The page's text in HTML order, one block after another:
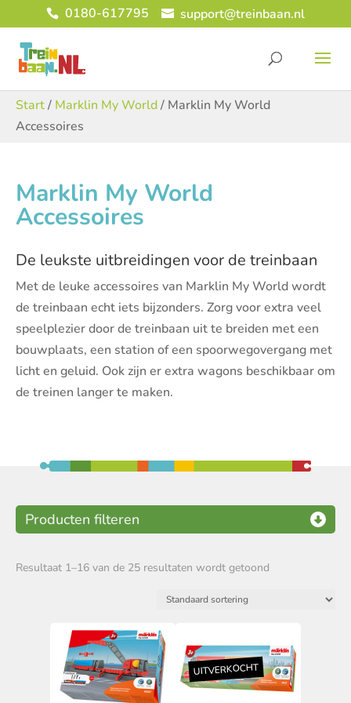
0180-617795 support@treinbaan.nl
Start/ Marklin My World/ Marklin My World
Accessoires
Marklin My World
Accessoires
De leukste uitbreidingen voor de treinbaan
Met de leuke accessoires van Marklin My World wordt
de treinbaan echt iets bijzonders. Zorg voor extra veel
speelplezier door de treinbaan uit te breiden met een
bouwplaats, een station of een spoorwegovergang met
licht en geluid. Ook zijn er extra wagons beschikbaar om
de treinen langer te maken.
Startsets(5)
Marklin My World Rails
Boerderij(4)
Bouwplaats(5)
Resultaat 1–16 van de 25 resultaten wordt getoond